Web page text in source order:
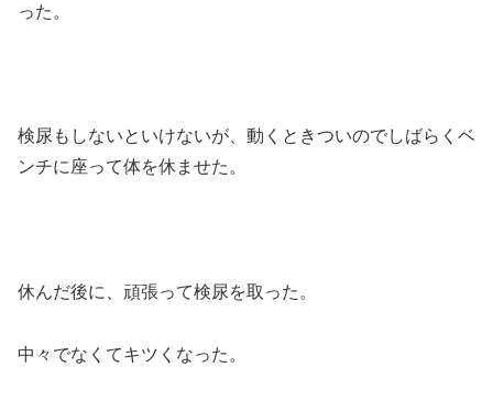
った。
検尿もしないといけないが、動くときついのでしばらくベ
ンチに座って体を休ませた。
休んだ後に、頑張って検尿を取った。
中々でなくてキツくなった。